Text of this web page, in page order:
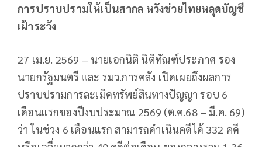
การปราบปรามให้เป็นสากล หวังช่วยไทยหลุดบัญชี
เฝ้าระวัง
27 เม.ย. 2569 – นายเอกนิติ นิติทัณฑ์ประภาศ รอง
นายกรัฐมนตรี และ รมว.การคลัง เปิดเผยถึงผลการ
ปราบปรามการละเมิดทรัพย์สินทางปัญญา รอบ 6
เดือนแรกของปีงบประมาณ 2569 (ต.ค.68 – มี.ค. 69)
ว่า ในช่วง 6 เดือนแรก สามารถดำเนินคดีได้ 332 คดี